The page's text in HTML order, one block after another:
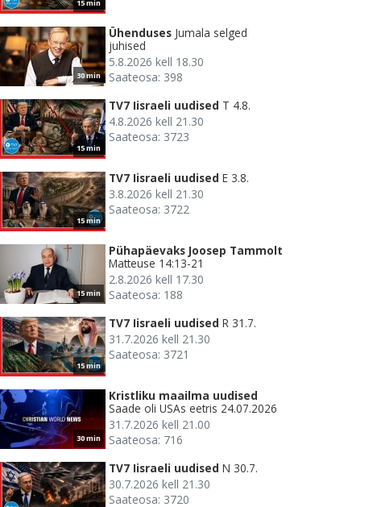
15 min
30 min
Ühenduses Jumala selged
juhised
5.8.2026 kell 18.30
Saateosa: 398
15 min
TV7 Iisraeli uudised T 4.8.
4.8.2026 kell 21.30
Saateosa: 3723
15 min
TV7 Iisraeli uudised E 3.8.
3.8.2026 kell 21.30
Saateosa: 3722
15 min
Pühapäevaks Joosep Tammolt
Matteuse 14:13-21
2.8.2026 kell 17.30
Saateosa: 188
15 min
TV7 Iisraeli uudised R 31.7.
31.7.2026 kell 21.30
Saateosa: 3721
30 min
Kristliku maailma uudised
Saade oli USAs eetris 24.07.2026
31.7.2026 kell 21.00
Saateosa: 716
TV7 Iisraeli uudised N 30.7.
30.7.2026 kell 21.30
Saateosa: 3720